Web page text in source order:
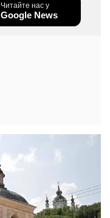
Читайте нас у
Google News